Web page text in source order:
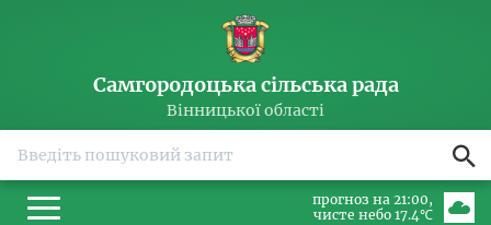
Самгородоцька сільська рада
Вінницької області
прогноз на 21:00
чисте небо 17.4℃